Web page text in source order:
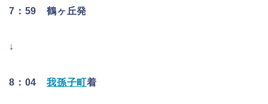
7：59 鶴ヶ丘発
↓
8：04 我孫子町着